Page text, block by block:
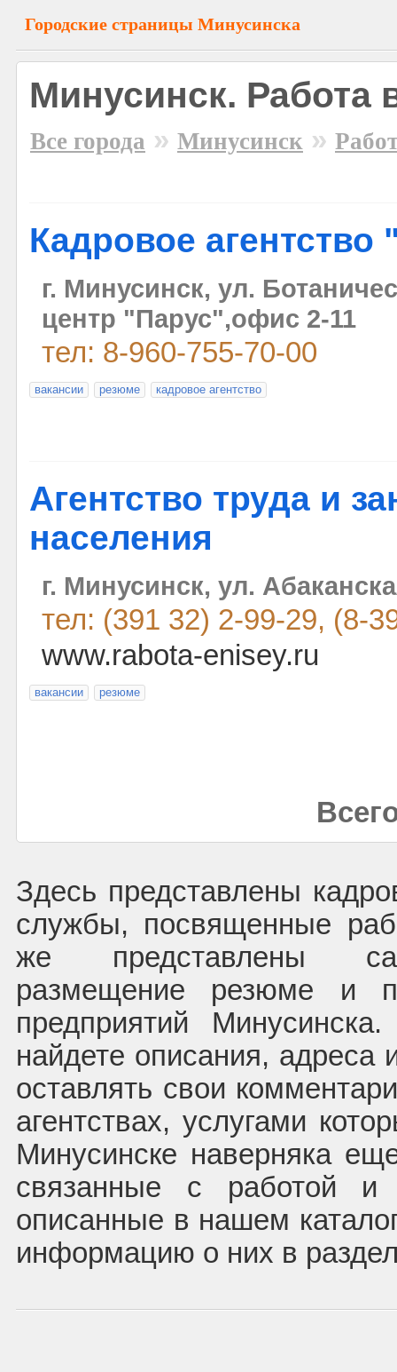
Городские страницы Минусинска
Минусинск. Работа
Все города » Минусинск »
Кадровое агентство
г. Минусинск, ул.
центр "Парус",офис 2-11
тел: 8-960-755-70-00
вакансии резюме кадровое агентство
Агентство труда и
населения
г. Минусинск, ул.
тел: (391 32) 2-99-29, (8-
www.rabota-enisey.ru
вакансии резюме
Здесь представлены
службы, посвященные
же представлены
размещение резюме и
предприятий
найдете описания,
оставлять свои
агентствах, услугами
Минусинске наверняка
связанные с работой и
описанные в нашем
информацию о них в